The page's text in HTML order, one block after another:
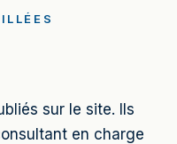
sur le site. Ils
en charge